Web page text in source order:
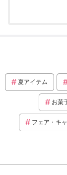
夏アイテム
お菓
フェア・キ